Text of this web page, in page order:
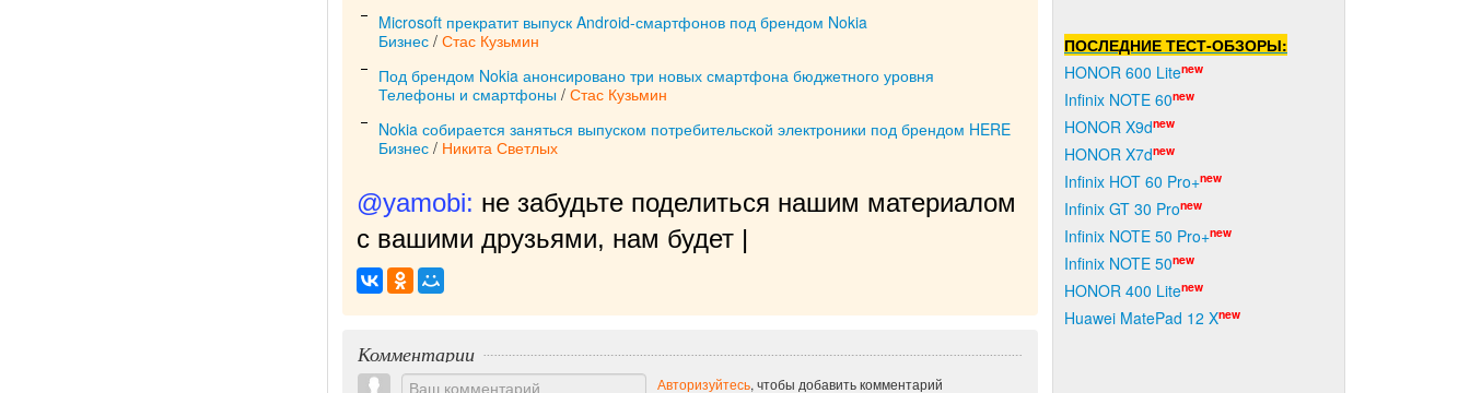
Microsoft прекратит выпуск Android-смартфонов под брендом Nokia
Бизнес / Стас Кузьмин
Под брендом Nokia анонсировано три новых смартфона бюджетного уровня
Телефоны и смартфоны / Стас Кузьмин
Nokia собирается заняться выпуском потребительской электроники под брендом HERE
Бизнес / Никита Светлых
@yamobi: не забудьте поделиться нашим материалом
с вашими друзьями, нам будет очень приятно!
Комментарии
Авторизуйтесь, чтобы добавить комментарий
ПОСЛЕДНИЕ ТЕСТ-ОБЗОРЫ:
HONOR 600 Litenew
Infinix NOTE 60new
HONOR X9dnew
HONOR X7dnew
Infinix HOT 60 Pro+new
Infinix GT 30 Pronew
Infinix NOTE 50 Pro+new
Infinix NOTE 50new
HONOR 400 Litenew
Huawei MatePad 12 Xnew